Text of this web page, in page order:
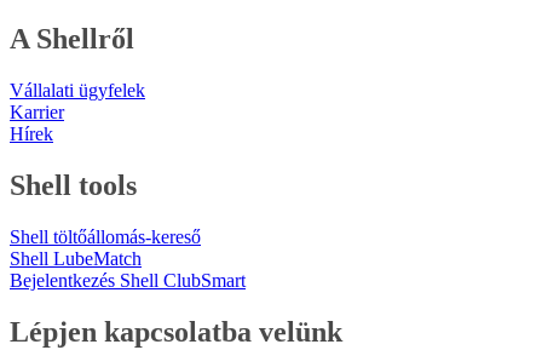
A Shellről
Vállalati ügyfelek
Karrier
Hírek
Shell tools
Shell töltőállomás-kereső
Shell LubeMatch
Bejelentkezés Shell ClubSmart
Lépjen kapcsolatba velünk